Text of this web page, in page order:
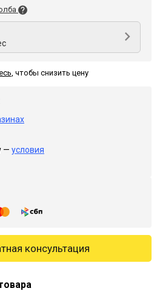
, чтобы снизить цену
— условия
консультация